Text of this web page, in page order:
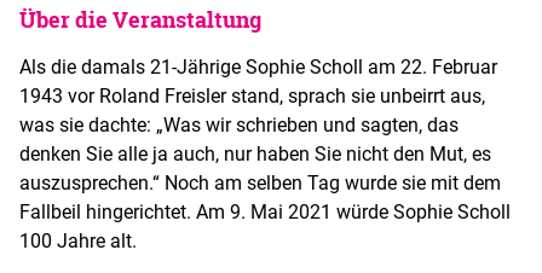
Über die Veranstaltung
Als die damals 21-Jährige Sophie Scholl am 22. Februar
1943 vor Roland Freisler stand, sprach sie unbeirrt aus,
was sie dachte: „Was wir schrieben und sagten, das
denken Sie alle ja auch, nur haben Sie nicht den Mut, es
auszusprechen.“ Noch am selben Tag wurde sie mit dem
Fallbeil hingerichtet. Am 9. Mai 2021 würde Sophie Scholl
100 Jahre alt.